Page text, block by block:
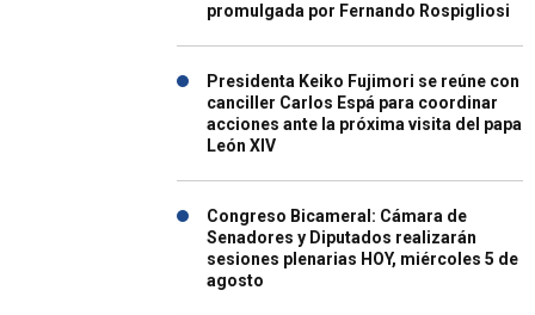
promulgada por Fernando Rospigliosi
Presidenta Keiko Fujimori se reúne con
canciller Carlos Espá para coordinar
acciones ante la próxima visita del papa
León XIV
Congreso Bicameral: Cámara de
Senadores y Diputados realizarán
sesiones plenarias HOY, miércoles 5 de
agosto